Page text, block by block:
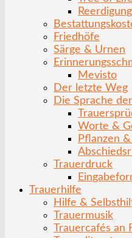
Reerdigung
Friedhöfe
Särge & Urnen
Mevisto
Der letzte Weg
Die Sprache
Worte &
Pflanzen
Trauerdruck
Trauerhilfe
Hilfe &
Trauermusik
Trauercafés an